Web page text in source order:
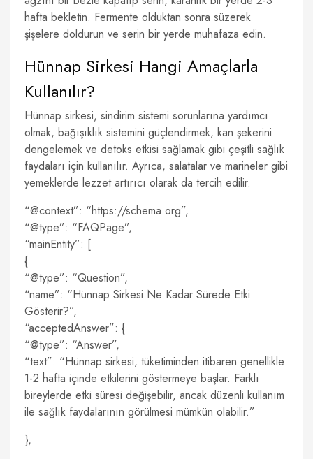
hafta bekletin. Fermente olduktan sonra süzerek
şişelere doldurun ve serin bir yerde muhafaza edin.
Hünnap Sirkesi Hangi Amaçlarla
Kullanılır?
Hünnap sirkesi, sindirim sistemi sorunlarına yardımcı
olmak, bağışıklık sistemini güçlendirmek, kan şekerini
dengelemek ve detoks etkisi sağlamak gibi çeşitli sağlık
faydaları için kullanılır. Ayrıca, salatalar ve marineler gibi
yemeklerde lezzet artırıcı olarak da tercih edilir.
“@context”: “https://schema.org”,
“@type”: “FAQPage”,
“mainEntity”: [
{
“@type”: “Question”,
“name”: “Hünnap Sirkesi Ne Kadar Sürede Etki
Gösterir?”,
“acceptedAnswer”: {
“@type”: “Answer”,
“text”: “Hünnap sirkesi, tüketiminden itibaren genellikle
1-2 hafta içinde etkilerini göstermeye başlar. Farklı
bireylerde etki süresi değişebilir, ancak düzenli kullanım
ile sağlık faydalarının görülmesi mümkün olabilir.”
},